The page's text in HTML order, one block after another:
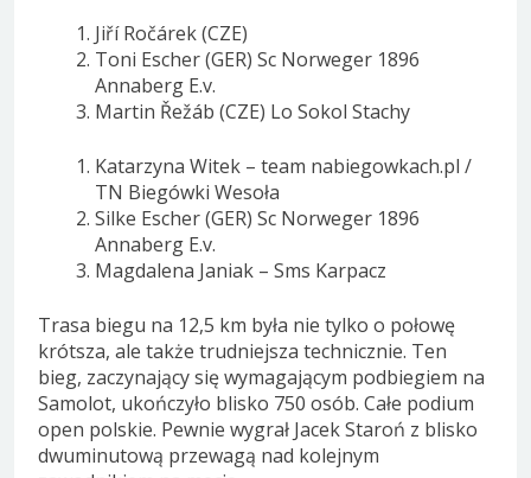
Jiří Ročárek (CZE)
Toni Escher (GER) Sc Norweger 1896
Annaberg E.v.
Martin Řežáb (CZE) Lo Sokol Stachy
Katarzyna Witek – team nabiegowkach.pl /
TN Biegówki Wesoła
Silke Escher (GER) Sc Norweger 1896
Annaberg E.v.
Magdalena Janiak – Sms Karpacz
Trasa biegu na 12,5 km była nie tylko o połowę
krótsza, ale także trudniejsza technicznie. Ten
bieg, zaczynający się wymagającym podbiegiem na
Samolot, ukończyło blisko 750 osób. Całe podium
open polskie. Pewnie wygrał Jacek Staroń z blisko
dwuminutową przewagą nad kolejnym